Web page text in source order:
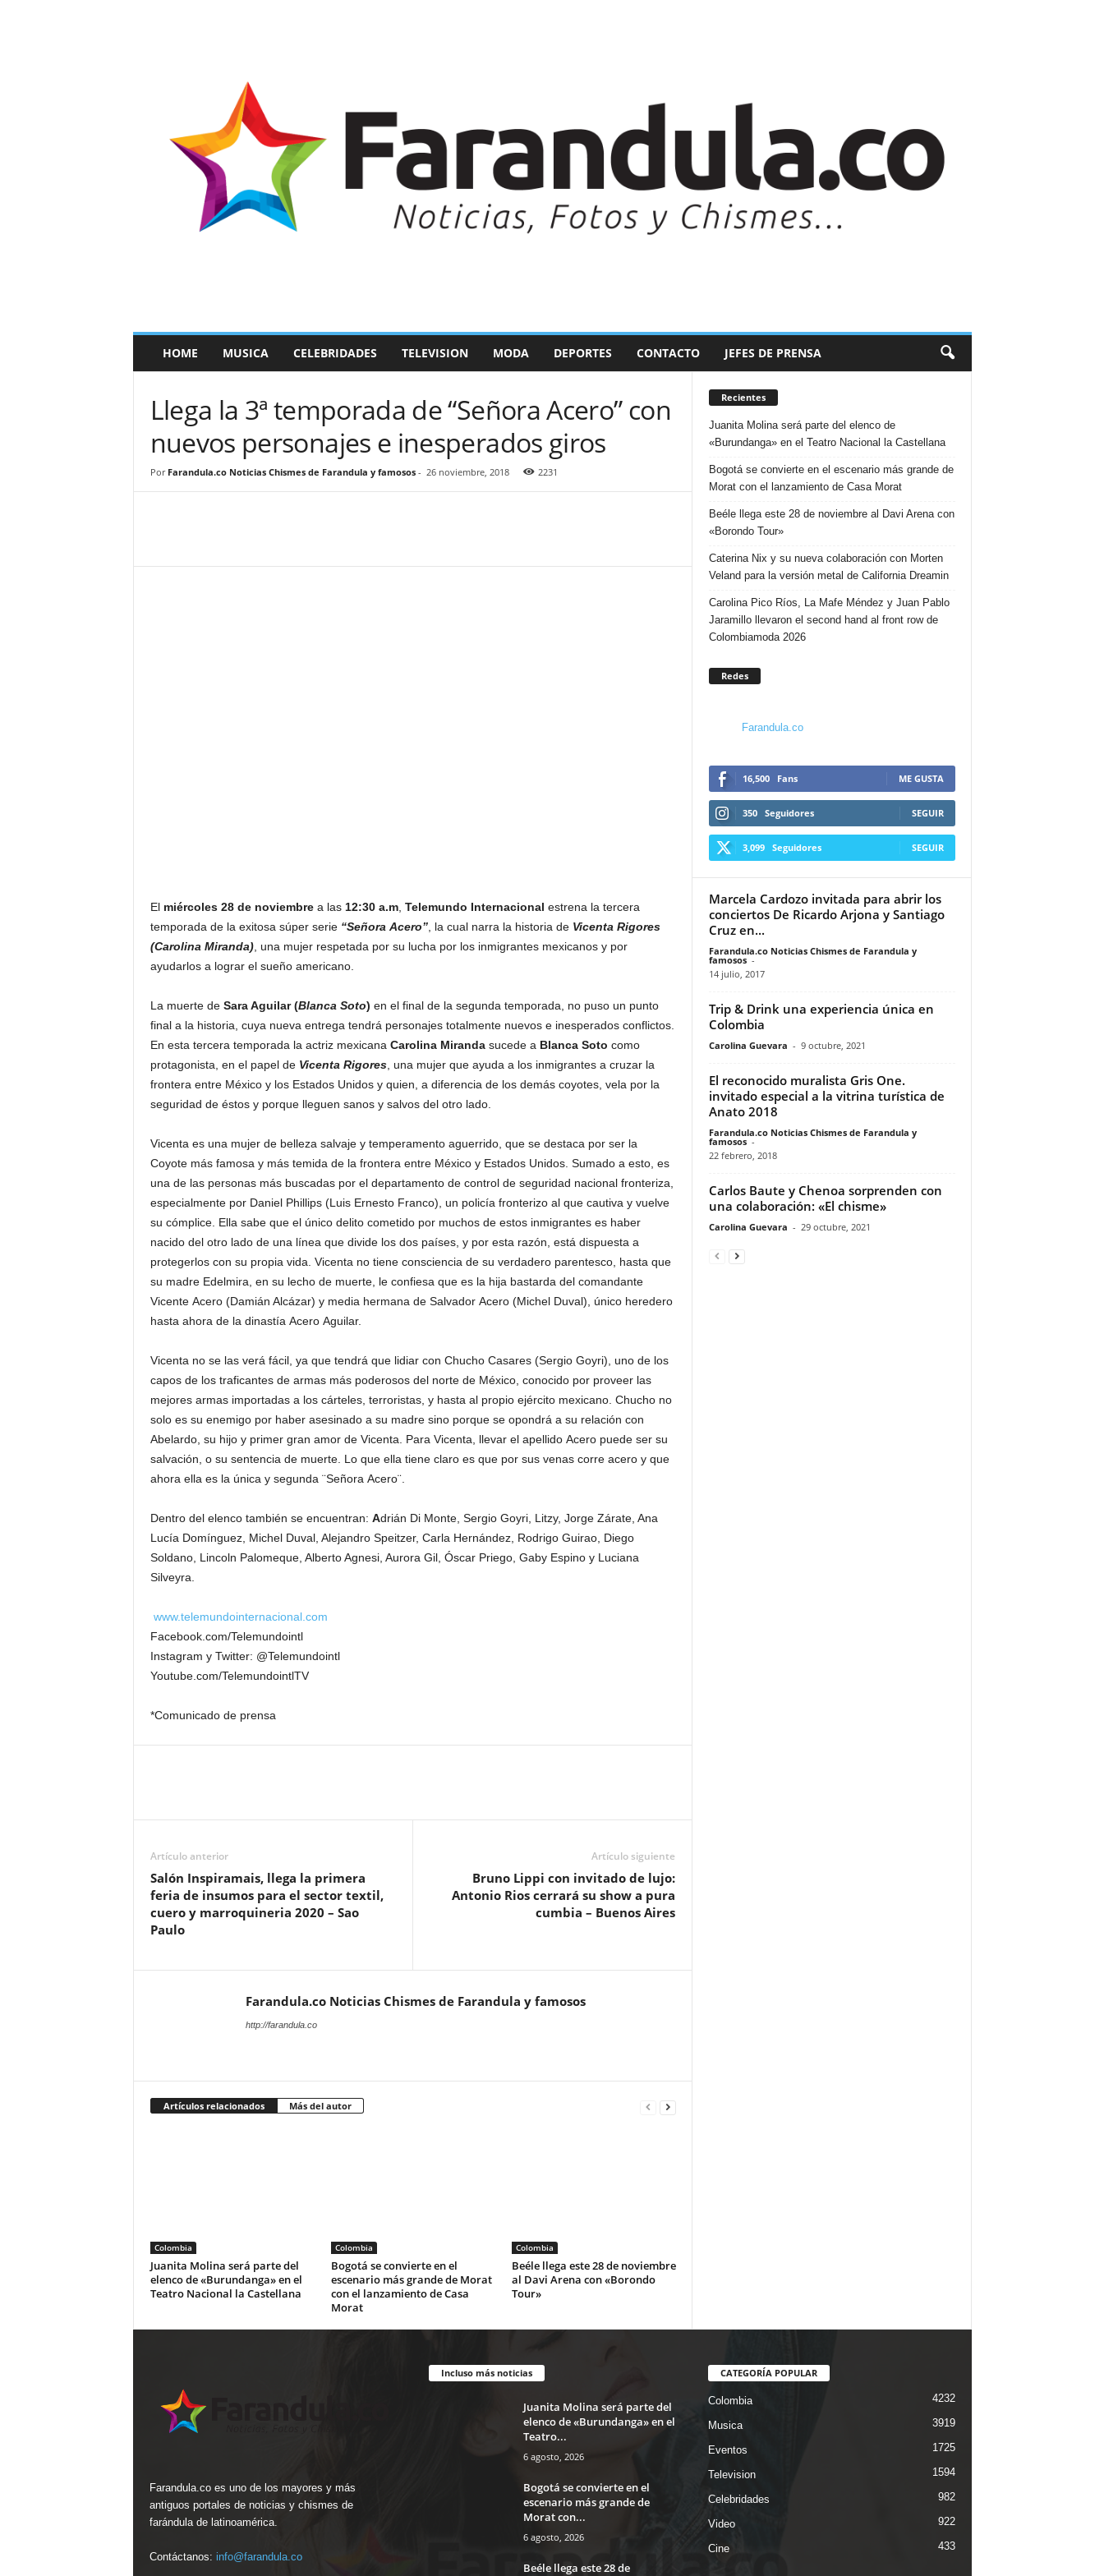
a
a
N
HOME MUSICA CELEBRIDADES TELEVISION MODA DEPORTES CONTACTO JEFES DE PRENSA
Llega la 3ª temporada de “Señora Acero” con
nuevos personajes e inesperados giros
Por Farandula.co Noticias Chismes de Farandula y famosos- 26 noviembre, 2018 2231
El miércoles 28 de noviembrea las 12:30 a.m, Telemundo Internacional estrena la tercera
temporada de la exitosa súper serie “Señora Acero”, la cual narra la historia de Vicenta Rigores
(Carolina Miranda), una mujer respetada por su lucha por los inmigrantes mexicanos y por
ayudarlos a lograr el sueño americano.
La muerte deSara Aguilar (Blanca Soto) en el final de la segunda temporada, no puso un punto
final a la historia, cuya nueva entrega tendrá personajes totalmente nuevos e inesperados conflictos.
En esta tercera temporada la actriz mexicana Carolina Mirandasucede a Blanca Soto como
protagonista, en el papel de Vicenta Rigores, una mujer que ayuda a los inmigrantes a cruzar la
frontera entre México y los Estados Unidos y quien, a diferencia de los demás coyotes, vela por la
seguridad de éstos y porque lleguen sanos y salvos del otro lado.
Vicenta es una mujer de belleza salvaje y temperamento aguerrido, que se destaca por ser la
Coyote más famosa y más temida de la frontera entre México y Estados Unidos. Sumado a esto, es
una de las personas más buscadas por el departamento de control de seguridad nacional fronteriza,
especialmente por Daniel Phillips (Luis Ernesto Franco), un policía fronterizo al que cautiva y vuelve
su cómplice. Ella sabe que el único delito cometido por muchos de estos inmigrantes es haber
nacido del otro lado de una línea que divide los dos países, y por esta razón, está dispuesta a
protegerlos con su propia vida. Vicenta no tiene consciencia de su verdadero parentesco, hasta que
su madre Edelmira, en su lecho de muerte, le confiesa que es la hija bastarda del comandante
Vicente Acero (Damián Alcázar) y media hermana de Salvador Acero (Michel Duval), único heredero
hasta ahora de la dinastía Acero Aguilar.
Vicenta no se las verá fácil, ya que tendrá que lidiar con Chucho Casares (Sergio Goyri), uno de los
capos de los traficantes de armas más poderosos del norte de México, conocido por proveer las
mejores armas importadas a los cárteles, terroristas, y hasta al propio ejército mexicano. Chucho no
solo es su enemigo por haber asesinado a su madre sino porque se opondrá a su relación con
Abelardo, su hijo y primer gran amor de Vicenta. Para Vicenta, llevar el apellido Acero puede ser su
salvación, o su sentencia de muerte. Lo que ella tiene claro es que por sus venas corre acero y que
ahora ella es la única y segunda ¨Señora Acero¨.
Dentro del elenco también se encuentran: Adrián Di Monte, Sergio Goyri, Litzy, Jorge Zárate, Ana
Lucía Domínguez, Michel Duval, Alejandro Speitzer, Carla Hernández, Rodrigo Guirao, Diego
Soldano, Lincoln Palomeque, Alberto Agnesi, Aurora Gil, Óscar Priego, Gaby Espino y Luciana
Silveyra.
www.telemundointernacional.com
Facebook.com/Telemundointl
Instagram y Twitter: @Telemundointl
Youtube.com/TelemundointlTV
*Comunicado de prensa
Artículo anterior
Salón Inspiramais, llega la primera
feria de insumos para el sector textil,
cuero y marroquineria 2020 – Sao
Paulo
Artículo siguiente
Bruno Lippi con invitado de lujo:
Antonio Rios cerrará su show a pura
cumbia – Buenos Aires
Farandula.co Noticias Chismes de Farandula y famosos
http://farandula.co
Artículos relacionados Más del autor
Colombia
Juanita Molina será parte del
elenco de «Burundanga» en el
Teatro Nacional la Castellana
Colombia
Bogotá se convierte en el
escenario más grande de Morat
con el lanzamiento de Casa
Morat
Colombia
Beéle llega este 28 de noviembre
al Davi Arena con «Borondo
Tour»
Recientes
Juanita Molina será parte del elenco de
«Burundanga» en el Teatro Nacional la Castellana
Bogotá se convierte en el escenario más grande de
Morat con el lanzamiento de Casa Morat
Beéle llega este 28 de noviembre al Davi Arena con
«Borondo Tour»
Caterina Nix y su nueva colaboración con Morten
Veland para la versión metal de California Dreamin
Carolina Pico Ríos, La Mafe Méndez y Juan Pablo
Jaramillo llevaron el second hand al front row de
Colombiamoda 2026
Redes
Farandula.co
16,500 Fans ME GUSTA
350 Seguidores SEGUIR
3,099 Seguidores SEGUIR
Marcela Cardozo invitada para abrir los
conciertos De Ricardo Arjona y Santiago
Cruz en...
Farandula.co Noticias Chismes de Farandula y
famosos -
14 julio, 2017
Trip & Drink una experiencia única en
Colombia
Carolina Guevara - 9 octubre, 2021
El reconocido muralista Gris One.
invitado especial a la vitrina turística de
Anato 2018
Farandula.co Noticias Chismes de Farandula y
famosos -
22 febrero, 2018
Carlos Baute y Chenoa sorprenden con
una colaboración: «El chisme»
Carolina Guevara - 29 octubre, 2021
Farandula.co es uno de los mayores y más
antiguos portales de noticias y chismes de
farándula de latinoamérica.
Contáctanos: info@farandula.co
Incluso más noticias
Juanita Molina será parte del
elenco de «Burundanga» en el
Teatro...
6 agosto, 2026
Bogotá se convierte en el
escenario más grande de
Morat con...
6 agosto, 2026
Beéle llega este 28 de
CATEGORÍA POPULAR
Colombia 4232
Musica 3919
Eventos 1725
Television 1594
Celebridades 982
Video 922
Cine 433